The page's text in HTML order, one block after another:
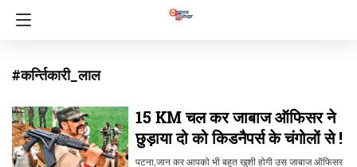
#कर्न्तिकारी_लाल
15 KM चल कर जाबाज ऑफिसर ने
छुड़ाया दो को किडनैपर्स के चंगोलों से !
पटना,जान कर आपको भी बहुत खुशी होगी उस जाबाज ऑफिसर